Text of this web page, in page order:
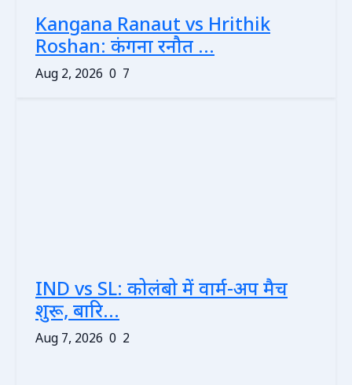
Kangana Ranaut vs Hrithik
Roshan: कंगना रनौत ...
Aug 2, 2026 0 7
IND vs SL: कोलंबो में वार्म-अप मैच
शुरू, बारि...
Aug 7, 2026 0 2